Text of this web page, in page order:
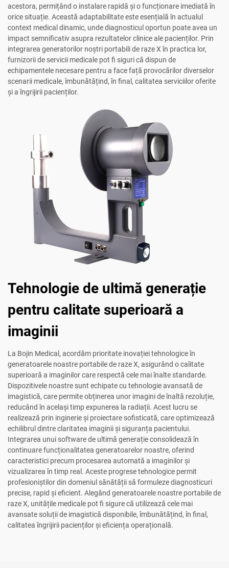
acestora, permițând o instalare rapidă și o funcționare imediată în
orice situație. Această adaptabilitate este esențială în actualul
context medical dinamic, unde diagnosticul oportun poate avea un
impact semnificativ asupra rezultatelor clinice ale pacienților. Prin
integrarea generatorilor noștri portabili de raze X în practica lor,
furnizorii de servicii medicale pot fi siguri că dispun de
echipamentele necesare pentru a face față provocărilor diverselor
scenarii medicale, îmbunătățind, în final, calitatea serviciilor oferite
și a îngrijirii pacienților.
Tehnologie de ultimă generație
pentru calitate superioară a
imaginii
La Bojin Medical, acordăm prioritate inovației tehnologice în
generatoarele noastre portabile de raze X, asigurând o calitate
superioară a imaginilor care respectă cele mai înalte standarde.
Dispozitivele noastre sunt echipate cu tehnologie avansată de
imagistică, care permite obținerea unor imagini de înaltă rezoluție,
reducând în același timp expunerea la radiații. Acest lucru se
realizează prin inginerie și proiectare sofisticată, care optimizează
echilibrul dintre claritatea imaginii și siguranța pacientului.
Integrarea unui software de ultimă generație consolidează în
continuare funcționalitatea generatoarelor noastre, oferind
caracteristici precum procesarea automată a imaginilor și
vizualizarea în timp real. Aceste progrese tehnologice permit
profesioniștilor din domeniul sănătății să formuleze diagnosticuri
precise, rapid și eficient. Alegând generatoarele noastre portabile de
raze X, unitățile medicale pot fi sigure că utilizează cele mai
avansate soluții de imagistică disponibile, îmbunătățind, în final,
calitatea îngrijirii pacienților și eficiența operațională.